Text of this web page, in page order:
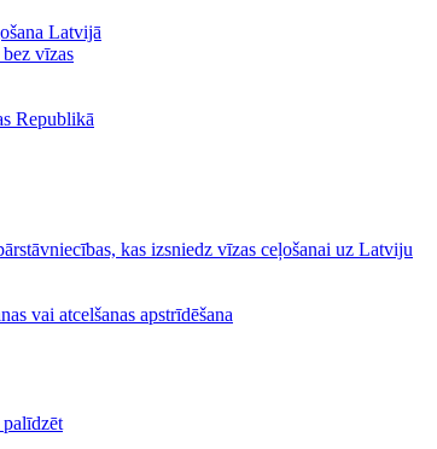
Latvijā
vīzas
Republikā
kas izsniedz vīzas ceļošanai uz Latviju
vai atcelšanas apstrīdēšana